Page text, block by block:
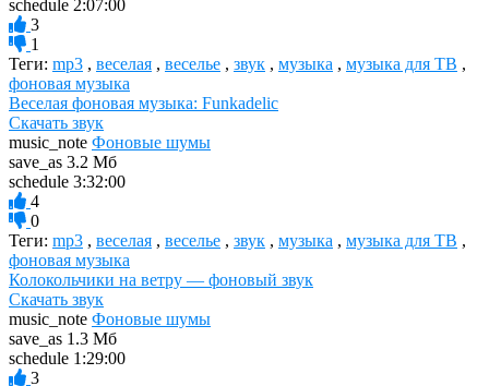
schedule 2:07:00
3
1
Теги: mp3 , веселая , веселье , звук , музыка , музыка для ТВ ,
фоновая музыка
Веселая фоновая музыка: Funkadelic
Скачать звук
music_note Фоновые шумы
save_as 3.2 Мб
schedule 3:32:00
4
0
Теги: mp3 , веселая , веселье , звук , музыка , музыка для ТВ ,
фоновая музыка
Колокольчики на ветру — фоновый звук
Скачать звук
music_note Фоновые шумы
save_as 1.3 Мб
schedule 1:29:00
3